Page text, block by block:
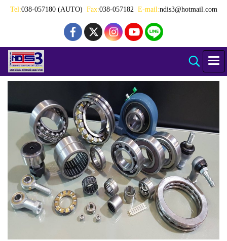
Tel:038-057180 (AUTO) Fax:038-057182 E-mail:ndis3@hotmail.com